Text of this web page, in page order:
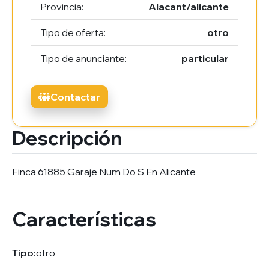
Descripción
Finca 61885 Garaje Num Do S En Alicante
Características
Tipo:otro
Provincia: Alacant/alicante
Tipo de oferta: otro
Tipo de anunciante: particular
Contactar